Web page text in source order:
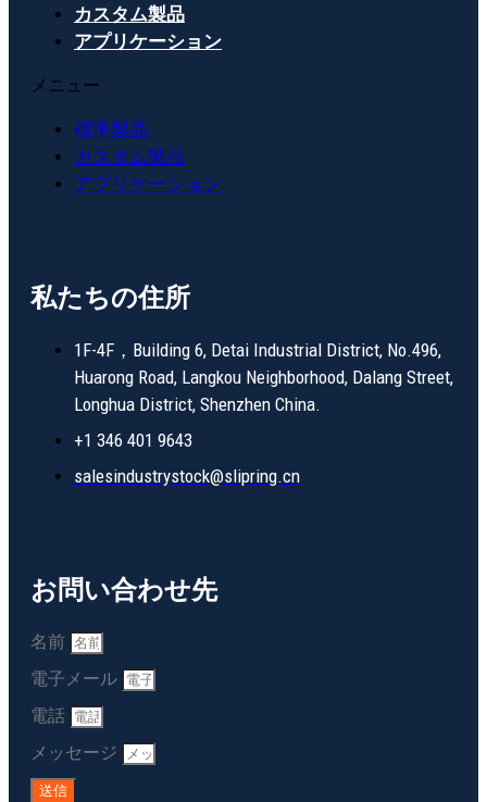
カスタム製品
アプリケーション
メニュー
標準製品
カスタム製品
アプリケーション
私たちの住所
1F-4F，Building 6, Detai Industrial District, No.496,
Huarong Road, Langkou Neighborhood, Dalang Street,
Longhua District, Shenzhen China.
+1 346 401 9643
salesindustrystock@slipring.cn
お問い合わせ先
名前
電子メール
電話
メッセージ
送信